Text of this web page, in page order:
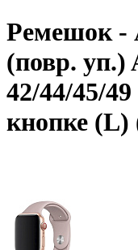
Ремешок -
(повр. уп.)
42/44/45/
кнопке (L)